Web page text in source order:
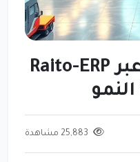
تنبؤ الطلب بدقة عبر Raito-ERP